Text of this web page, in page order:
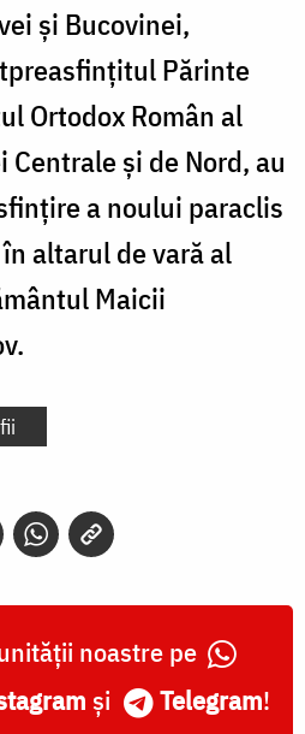
și Bucovinei,
Părinte
Ortodox Român al
Centrale și de Nord, au
a noului paraclis
altarul de vară al
Maicii
noastre pe
și Telegram!